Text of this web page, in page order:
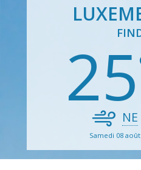
25
NE
Samedi 08 août